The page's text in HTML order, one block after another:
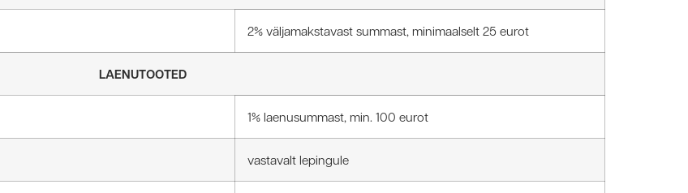
2% väljamakstavast summast, minimaalselt 25 eurot
LAENUTOOTED
1% laenusummast, min. 100 eurot
vastavalt lepingule